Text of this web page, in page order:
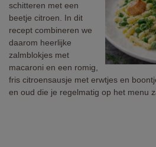
schitteren met een
beetje citroen. In dit
recept combineren we
daarom heerlijke
zalmblokjes met
macaroni en een romig,
fris citroensausje met erwtjes en
en oud die je regelmatig op het menu